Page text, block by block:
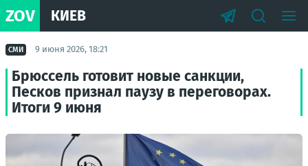
ZOV КИЕВ
СМИ 9 июня 2026, 18:21
Брюссель готовит новые санкции,
Песков признал паузу в переговорах.
Итоги 9 июня